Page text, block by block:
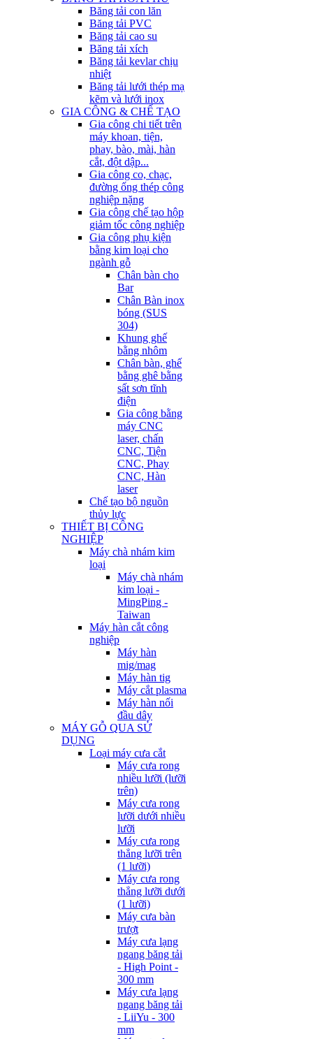
Băng tải con lăn
Băng tải PVC
Băng tải cao su
Băng tải xích
Băng tải kevlar chịu
nhiệt
Băng tải lưới thép mạ
kẽm và lưới inox
GIA CÔNG & CHẾ TẠO
Gia công chi tiết trên
máy khoan, tiện,
phay, bào, mài, hàn
cắt, đột dập...
Gia công co, chạc,
đường ống thép công
nghiệp nặng
Gia công chế tạo hộp
giảm tốc công nghiệp
Gia công phụ kiện
bằng kim loại cho
ngành gỗ
Chân bàn cho
Bar
Chân Bàn inox
bóng (SUS
304)
Khung ghế
bằng nhôm
Chân bàn, ghế
bằng ghê bằng
sất sơn tĩnh
điện
Gia công bằng
máy CNC
laser, chấn
CNC, Tiện
CNC, Phay
CNC, Hàn
laser
Chế tạo bộ nguồn
thủy lực
THIẾT BỊ CÔNG
NGHIỆP
Máy chà nhám kim
loại
Máy chà nhám
kim loại -
MingPing -
Taiwan
Máy hàn cắt công
nghiệp
Máy hàn
mig/mag
Máy hàn tig
Máy cắt plasma
Máy hàn nối
đầu dây
MÁY GỖ QUA SỬ
DỤNG
Loại máy cưa cắt
Máy cưa rong
nhiều lưỡi (lưỡi
trên)
Máy cưa rong
lưỡi dưới nhiều
lưỡi
Máy cưa rong
thẳng lưỡi trên
(1 lưỡi)
Máy cưa rong
thẳng lưỡi dưới
(1 lưỡi)
Máy cưa bàn
trượt
Máy cưa lạng
ngang băng tải
- High Point -
300 mm
Máy cưa lạng
ngang băng tải
- LiiYu - 300
mm